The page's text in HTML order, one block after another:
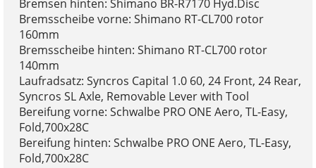
Bremsen hinten: Shimano BR-R7170 Hyd.Disc
Bremsscheibe vorne: Shimano RT-CL700 rotor
160mm
Bremsscheibe hinten: Shimano RT-CL700 rotor
140mm
Laufradsatz: Syncros Capital 1.0 60, 24 Front, 24 Rear,
Syncros SL Axle, Removable Lever with Tool
Bereifung vorne: Schwalbe PRO ONE Aero, TL-Easy,
Fold,700x28C
Bereifung hinten: Schwalbe PRO ONE Aero, TL-Easy,
Fold,700x28C